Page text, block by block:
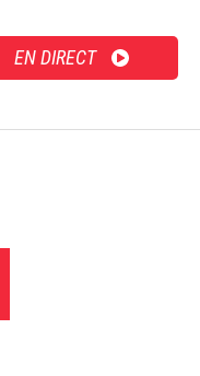
EN DIRECT